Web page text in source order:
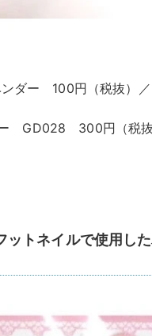
ー 100円（税抜）／
GD028 300円（税
トネイルで使用し